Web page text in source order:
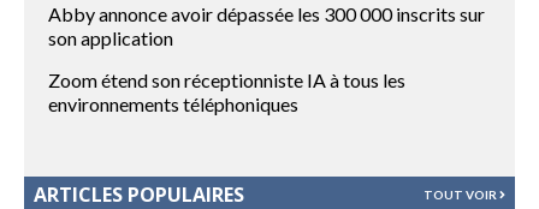
Abby annonce avoir dépassée les 300 000 inscrits sur
son application
Zoom étend son réceptionniste IA à tous les
environnements téléphoniques
ARTICLES POPULAIRES TOUT VOIR